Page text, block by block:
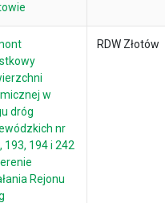
w
dróg
nr
193, 194 i 242
Rejonu
RDW Złotów